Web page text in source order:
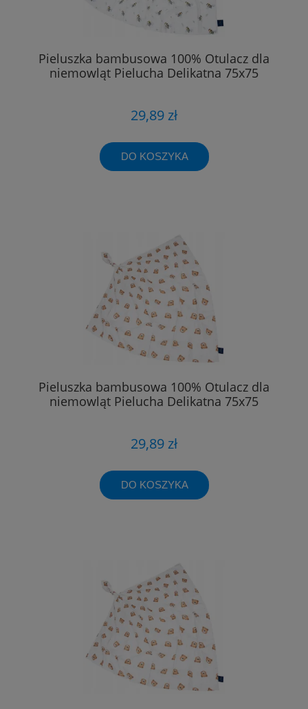
Pieluszka bambusowa 100% Otulacz dla
niemowląt Pielucha Delikatna 75x75
29,89 zł
DO KOSZYKA
Pieluszka bambusowa 100% Otulacz dla
niemowląt Pielucha Delikatna 75x75
29,89 zł
DO KOSZYKA